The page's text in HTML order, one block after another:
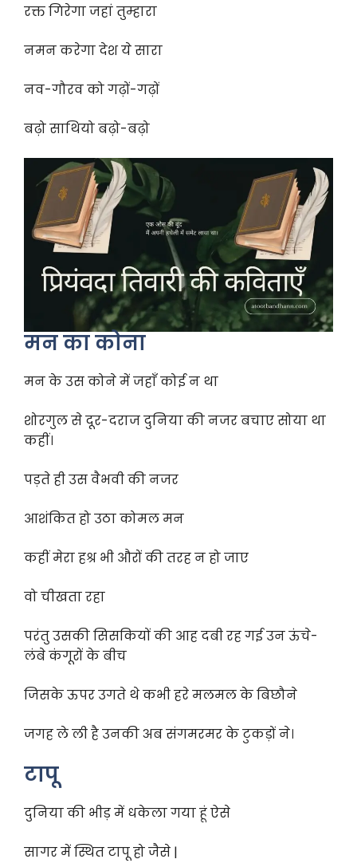
रक्त गिरेगा जहां तुम्हारा
नमन करेगा देश ये सारा
नव-गौरव को गढ़ों-गढ़ों
बढ़ो साथियो बढ़ो-बढ़ो
मन का कोना
मन के उस कोने में जहाँ कोई न था
शोरगुल से दूर-दराज दुनिया की नजर बचाए सोया था
कहीं।
पड़ते ही उस वैभवी की नजर
आशंकित हो उठा कोमल मन
कहीं मेरा हश्र भी औरों की तरह न हो जाए
वो चीखता रहा
परंतु उसकी सिसकियों की आह दबी रह गई उन ऊंचे-
लंबे कंगूरों के बीच
जिसके ऊपर उगते थे कभी हरे मलमल के बिछौने
जगह ले ली है उनकी अब संगमरमर के टुकड़ों ने।
टापू
दुनिया की भीड़ में धकेला गया हूं ऐसे
सागर में स्थित टापू हो जैसे |